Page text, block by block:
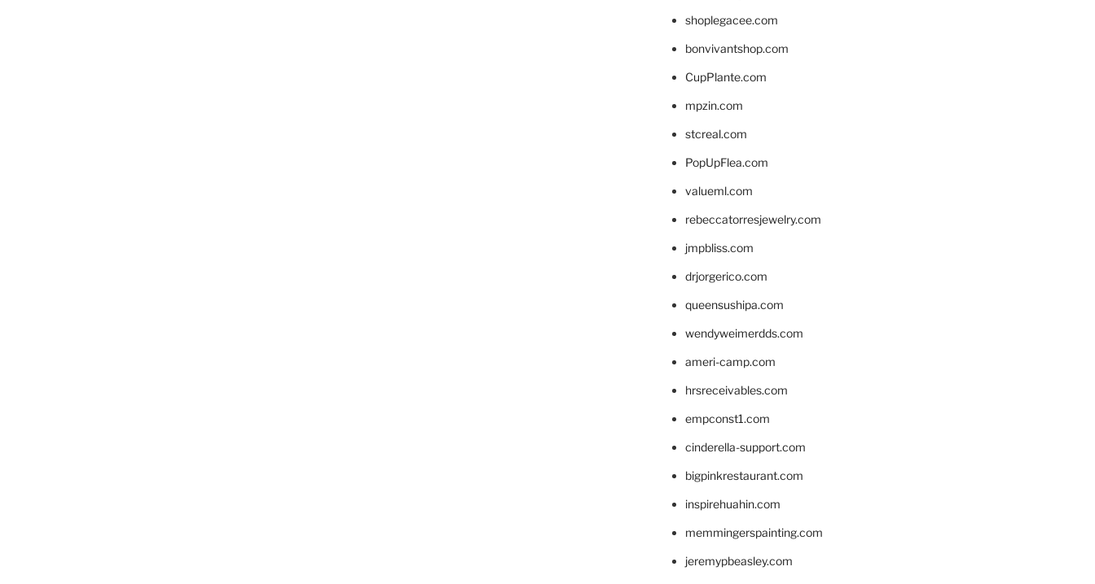
shoplegacee.com
bonvivantshop.com
CupPlante.com
mpzin.com
stcreal.com
PopUpFlea.com
valueml.com
rebeccatorresjewelry.com
jmpbliss.com
drjorgerico.com
queensushipa.com
wendyweimerdds.com
ameri-camp.com
hrsreceivables.com
empconst1.com
cinderella-support.com
bigpinkrestaurant.com
inspirehuahin.com
memmingerspainting.com
jeremypbeasley.com